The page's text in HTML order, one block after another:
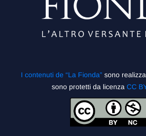
I contenuti de “La Fionda” sono
sono protetti da licenza CC